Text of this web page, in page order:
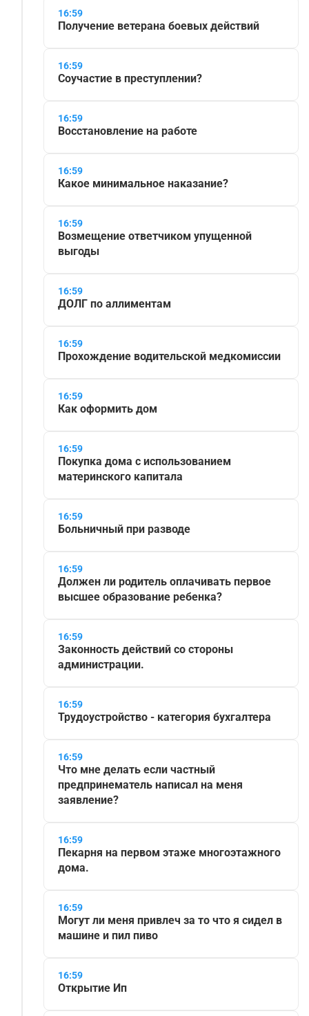
16:59
Получение ветерана боевых действий
16:59
Соучастие в преступлении?
16:59
Восстановление на работе
16:59
Какое минимальное наказание?
16:59
Возмещение ответчиком упущенной
выгоды
16:59
ДОЛГ по аллиментам
16:59
Прохождение водительской медкомиссии
16:59
Как оформить дом
16:59
Покупка дома с использованием
материнского капитала
16:59
Больничный при разводе
16:59
Должен ли родитель оплачивать первое
высшее образование ребенка?
16:59
Законность действий со стороны
администрации.
16:59
Трудоустройство - категория бухгалтера
16:59
Что мне делать если частный
предпринематель написал на меня
заявление?
16:59
Пекарня на первом этаже многоэтажного
дома.
16:59
Могут ли меня привлеч за то что я сидел в
машине и пил пиво
16:59
Открытие Ип